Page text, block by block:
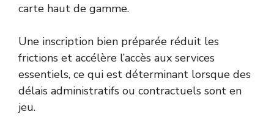
carte haut de gamme.
Une inscription bien préparée réduit les
frictions et accélère l’accès aux services
essentiels, ce qui est déterminant lorsque des
délais administratifs ou contractuels sont en
jeu.